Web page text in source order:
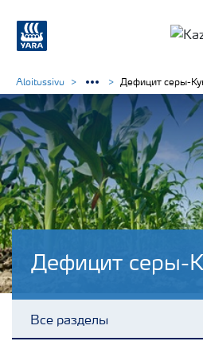
Дефицит серы-
Все разделы
Aloitussivu Дефицит серы-